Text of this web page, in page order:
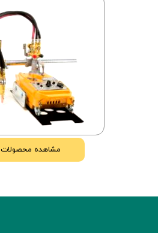
مشاهده محصولات